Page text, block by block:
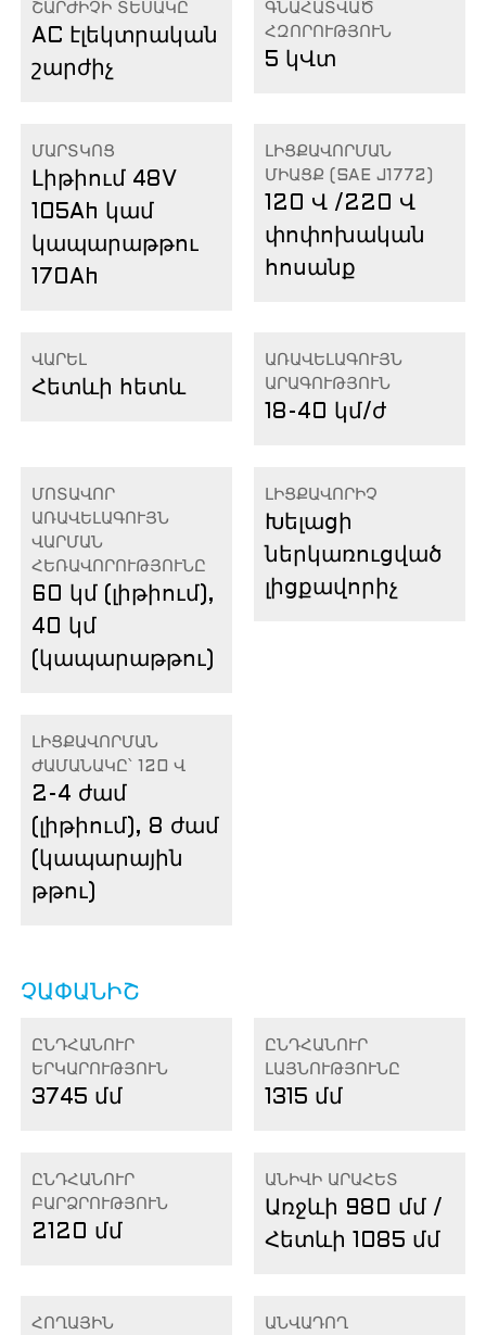
ՇԱՐԺԻՉԻ ՏԵՍԱԿԸ
AC էլեկտրական
շարժիչ
ԳՆԱՀԱՏՎԱԾ
ՀԶՈՐՈՒԹՅՈՒՆ
5 կՎտ
ՄԱՐՏԿՈՑ
Լիթիում 48V
105Ah կամ
կապարաթթու
170Ah
ԼԻՑՔԱՎՈՐՄԱՆ
ՄԻԱՑՔ (SAE J1772)
120 Վ /220 Վ
փոփոխական
հոսանք
ՎԱՐԵԼ
Հետևի հետև
ԱՌԱՎԵԼԱԳՈՒՅՆ
ԱՐԱԳՈՒԹՅՈՒՆ
18-40 կմ/ժ
ՄՈՏԱՎՈՐ
ԱՌԱՎԵԼԱԳՈՒՅՆ
ՎԱՐՄԱՆ
ՀԵՌԱՎՈՐՈՒԹՅՈՒՆԸ
60 կմ (լիթիում),
40 կմ
(կապարաթթու)
ԼԻՑՔԱՎՈՐԻՉ
Խելացի
ներկառուցված
լիցքավորիչ
ԼԻՑՔԱՎՈՐՄԱՆ
ԺԱՄԱՆԱԿԸ՝ 120 Վ
2-4 ժամ
(լիթիում), 8 ժամ
(կապարային
թթու)
ՉԱՓԱՆԻՇ
ԸՆԴՀԱՆՈՒՐ
ԵՐԿԱՐՈՒԹՅՈՒՆ
3745 մմ
ԸՆԴՀԱՆՈՒՐ
ԼԱՅՆՈՒԹՅՈՒՆԸ
1315 մմ
ԸՆԴՀԱՆՈՒՐ
ԲԱՐՁՐՈՒԹՅՈՒՆ
2120 մմ
ԱՆԻՎԻ ԱՐԱՀԵՏ
Առջևի 980 մմ /
Հետևի 1085 մմ
ՀՈՂԱՅԻՆ ԱՆՎԱԴՈՂ